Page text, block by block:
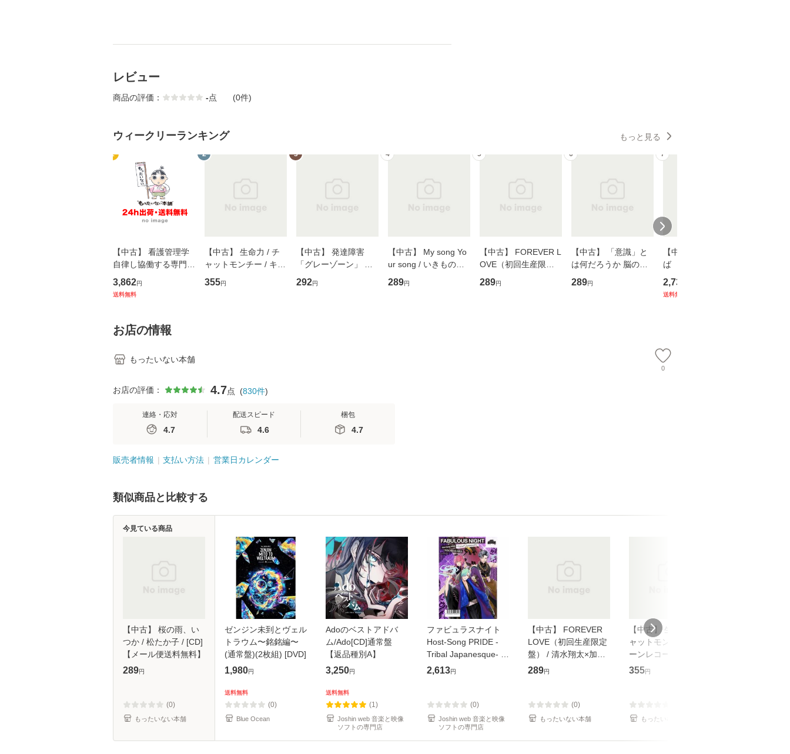
レビュー
商品の評価： -点 (0件)
ウィークリーランキング もっと見る
1
【中古】 看護管理学
自律し協働する専門職
の看護マネジメントス
キル 改訂第3版 (看護
堂 [単行
3,862円
送料無料
2
【中古】 生命力 / チ
ャットモンチー / キュ
ーンレコード [CD]
【メール便送料無料】
355円
3
【中古】 発達障害
「グレーゾーン」 そ
の正しい理解と克服法
(SB新書 572) / 岡田尊
292円
4
【中古】 My song Yo
ur song / いきものが
かり / [CD]【メール便
送料無料】
289円
5
【中古】 FOREVER L
OVE（初回生産限定
盤） / 清水翔太×加藤
ミリヤ / [CD]【メール
289円
6
【中古】 「意識」と
は何だろうか 脳の来
歴、知覚の錯誤 （講
談社現代新書） / 下条
289円
7
【中古】 耳をすませ
ば 〈2枚組〉 [DVD] /
ブエナ・ビスタ・ホー
ム・エンターテイメン
2,735
送料無料
お店の情報
もったいない本舗
0
お店の評価： 4.7点 (830件)
連絡・応対
4.7
配送スピード
4.6
梱包
4.7
販売者情報 支払い方法 営業日カレンダー
類似商品と比較する
【中古】 桜の雨、い
つか / 松たか子 / [CD]
【メール便送料無料】
289円
(0)
もったいない本舗
今見ている商品
ゼンジン未到とヴェル
トラウム〜銘銘編〜
(通常盤)(2枚組) [DVD]
1,980円
送料無料
(0)
Blue Ocean
Adoのベストアドバ
ム/Ado[CD]通常盤
【返品種別A】
3,250円
送料無料
(1)
Joshin web 音楽と映像
ソフトの専門店
ファビュラスナイト
Host-Song PRIDE -
Tribal Japanesque- ネ
オバサラ/皇麗夢(豊永
2,613円
(0)
Joshin web 音楽と映像
ソフトの専門店
【中古】 FOREVER
LOVE（初回生産限定
盤） / 清水翔太×加藤
ミリヤ / [CD]【メール
289円
(0)
もったいない本舗
【中古】 生命力 / チ
ャットモンチー / キュ
ーンレコード [CD]
【メール便送料無料】
355円
もったいない本舗